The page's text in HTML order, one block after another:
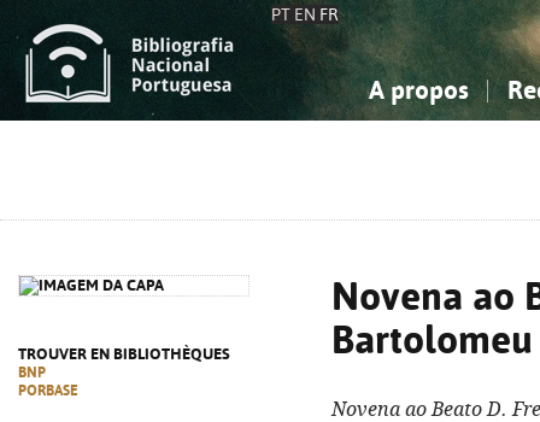
PT EN FR
A propos
TROUVER EN BIBLIOTHÈQUES
BNP
PORBASE
Novena ao
Novena ao Beato D.